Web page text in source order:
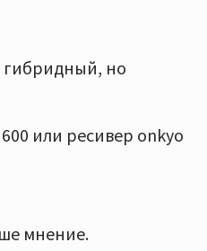
гибридный, но
или ресивер onkyo
мнение.